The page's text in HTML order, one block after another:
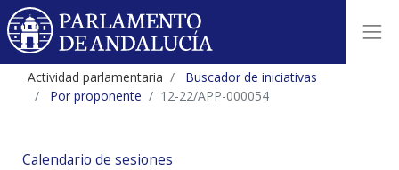
Actividad parlamentaria
Buscador de iniciativas
Por proponente
12-22/APP-000054
Calendario de sesiones